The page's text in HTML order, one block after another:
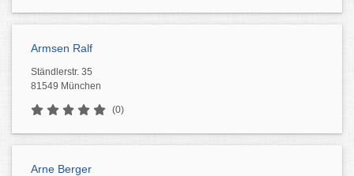
Armsen Ralf
Ständlerstr. 35
81549 München
(0)
Arne Berger